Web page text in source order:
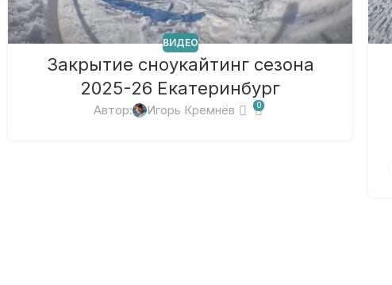
ВИДЕО
Закрытие сноукайтинг сезона
2025-26 Екатеринбург
Автор: Игорь Кремнёв 0